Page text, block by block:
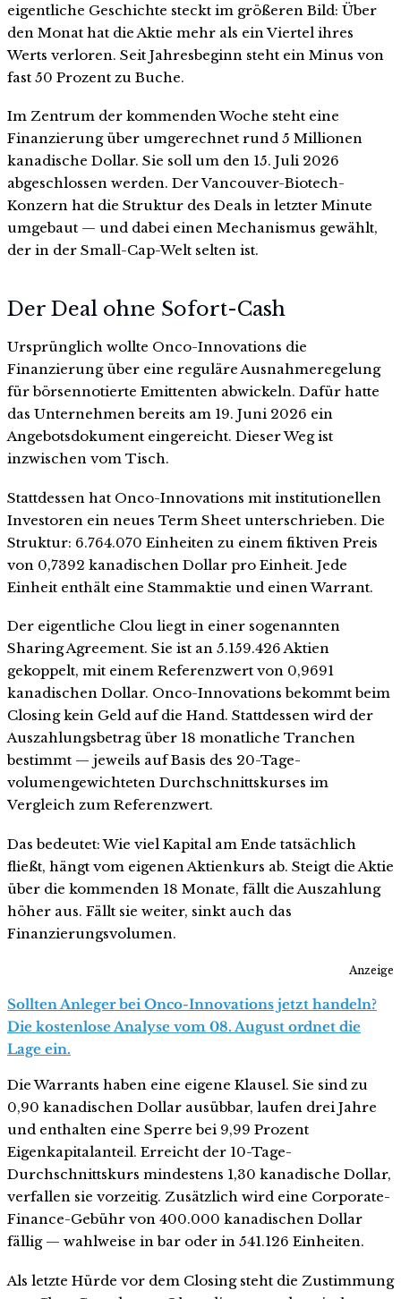
eigentliche Geschichte steckt im größeren Bild: Über
den Monat hat die Aktie mehr als ein Viertel ihres
Werts verloren. Seit Jahresbeginn steht ein Minus von
fast 50 Prozent zu Buche.
Im Zentrum der kommenden Woche steht eine
Finanzierung über umgerechnet rund 5 Millionen
kanadische Dollar. Sie soll um den 15. Juli 2026
abgeschlossen werden. Der Vancouver-Biotech-
Konzern hat die Struktur des Deals in letzter Minute
umgebaut — und dabei einen Mechanismus gewählt,
der in der Small-Cap-Welt selten ist.
Der Deal ohne Sofort-Cash
Ursprünglich wollte Onco-Innovations die
Finanzierung über eine reguläre Ausnahmeregelung
für börsennotierte Emittenten abwickeln. Dafür hatte
das Unternehmen bereits am 19. Juni 2026 ein
Angebotsdokument eingereicht. Dieser Weg ist
inzwischen vom Tisch.
Stattdessen hat Onco-Innovations mit institutionellen
Investoren ein neues Term Sheet unterschrieben. Die
Struktur: 6.764.070 Einheiten zu einem fiktiven Preis
von 0,7392 kanadischen Dollar pro Einheit. Jede
Einheit enthält eine Stammaktie und einen Warrant.
Der eigentliche Clou liegt in einer sogenannten
Sharing Agreement. Sie ist an 5.159.426 Aktien
gekoppelt, mit einem Referenzwert von 0,9691
kanadischen Dollar. Onco-Innovations bekommt beim
Closing kein Geld auf die Hand. Stattdessen wird der
Auszahlungsbetrag über 18 monatliche Tranchen
bestimmt — jeweils auf Basis des 20-Tage-
volumengewichteten Durchschnittskurses im
Vergleich zum Referenzwert.
Das bedeutet: Wie viel Kapital am Ende tatsächlich
fließt, hängt vom eigenen Aktienkurs ab. Steigt die Aktie
über die kommenden 18 Monate, fällt die Auszahlung
höher aus. Fällt sie weiter, sinkt auch das
Finanzierungsvolumen.
Anzeige
Sollten Anleger bei Onco-Innovations jetzt handeln?
Die kostenlose Analyse vom 08. August ordnet die
Lage ein.
Die Warrants haben eine eigene Klausel. Sie sind zu
0,90 kanadischen Dollar ausübbar, laufen drei Jahre
und enthalten eine Sperre bei 9,99 Prozent
Eigenkapitalanteil. Erreicht der 10-Tage-
Durchschnittskurs mindestens 1,30 kanadische Dollar,
verfallen sie vorzeitig. Zusätzlich wird eine Corporate-
Finance-Gebühr von 400.000 kanadischen Dollar
fällig — wahlweise in bar oder in 541.126 Einheiten.
Als letzte Hürde vor dem Closing steht die Zustimmung